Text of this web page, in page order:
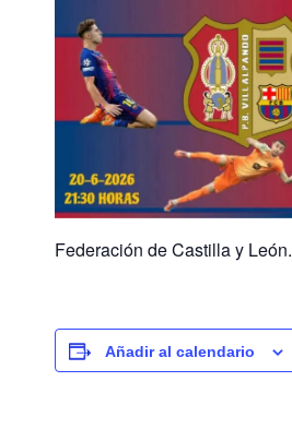
Federación de Castilla y León.
Añadir al calendario